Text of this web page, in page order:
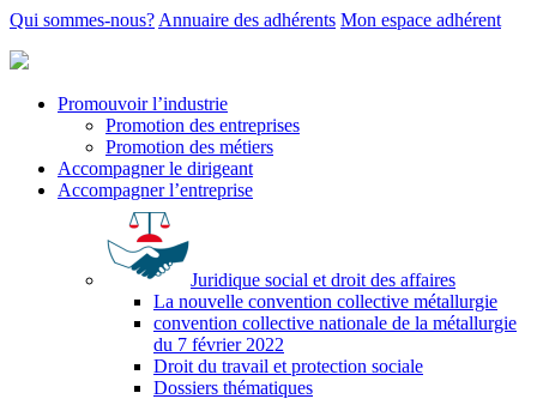
Qui sommes-nous? Annuaire des adhérents Mon espace adhérent
Promouvoir l’industrie
Promotion des entreprises
Promotion des métiers
Accompagner le dirigeant
Accompagner l’entreprise
Juridique social et droit des affaires
La nouvelle convention collective métallurgie
convention collective nationale de la métallurgie
du 7 février 2022
Droit du travail et protection sociale
Dossiers thématiques